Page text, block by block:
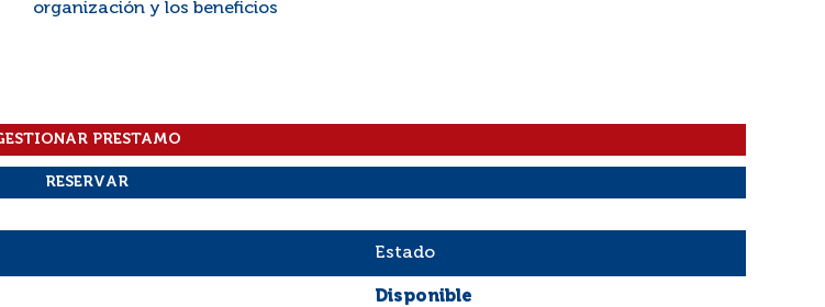
organización y los beneficios
Estado
Disponible